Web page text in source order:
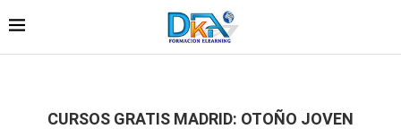
CURSOS GRATIS MADRID: OTOÑO JOVEN